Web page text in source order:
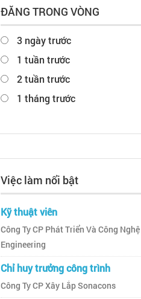
ĐĂNG TRONG VÒNG
3 ngày trước
1 tuần trước
2 tuần trước
1 tháng trước
Việc làm nổi bật
Kỹ thuật viên
Công Ty CP Phát Triển Và Công
Engineering
Chỉ huy trưởng công trình
Công Ty CP Xây Lắp Sonacons